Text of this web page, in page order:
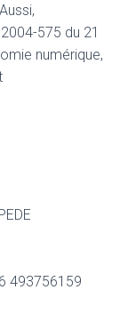
N
575 du 21
numérique,
493756159